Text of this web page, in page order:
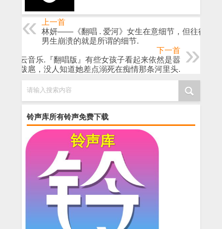
上一首
林妍——《翻唱 . 爱河》女生在意细节，但往往让
男生崩溃的就是所谓的细节.
下一首
网易云音乐.『翻唱版』有些女孩子看起来依然是嚣
张跋扈，没人知道她差点溺死在痴情那条河里头.
请输入搜索内容
铃声库所有铃声免费下载